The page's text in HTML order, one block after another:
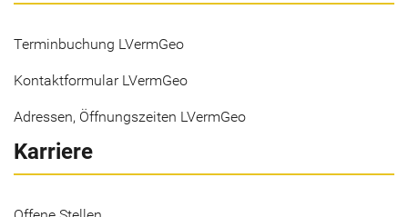
Terminbuchung LVermGeo
Kontaktformular LVermGeo
Adressen, Öffnungszeiten LVermGeo
Karriere